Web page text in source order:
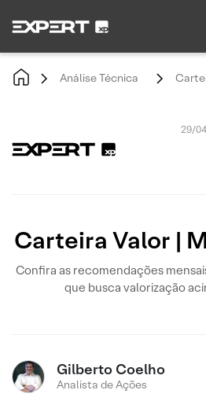
Análise Técnica
29/
Carteira Valor |
Confira as recomendações
que busca valorização
Gilberto Coelho
Analista de Ações